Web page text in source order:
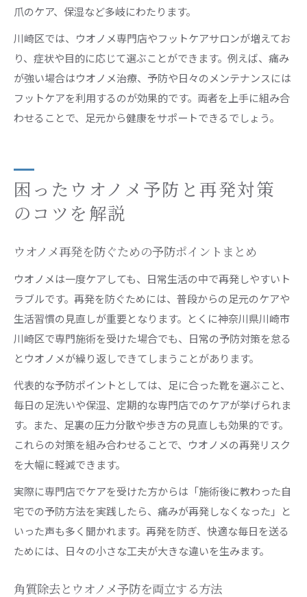
爪のケア、保湿など多岐にわたります。
川崎区では、ウオノメ専門店やフットケアサロンが増えてお
り、症状や目的に応じて選ぶことができます。例えば、痛み
が強い場合はウオノメ治療、予防や日々のメンテナンスには
フットケアを利用するのが効果的です。両者を上手に組み合
わせることで、足元から健康をサポートできるでしょう。
困ったウオノメ予防と再発対策
のコツを解説
ウオノメ再発を防ぐための予防ポイントまとめ
ウオノメは一度ケアしても、日常生活の中で再発しやすいト
ラブルです。再発を防ぐためには、普段からの足元のケアや
生活習慣の見直しが重要となります。とくに神奈川県川崎市
川崎区で専門施術を受けた場合でも、日常の予防対策を怠る
とウオノメが繰り返しできてしまうことがあります。
代表的な予防ポイントとしては、足に合った靴を選ぶこと、
毎日の足洗いや保湿、定期的な専門店でのケアが挙げられま
す。また、足裏の圧力分散や歩き方の見直しも効果的です。
これらの対策を組み合わせることで、ウオノメの再発リスク
を大幅に軽減できます。
実際に専門店でケアを受けた方からは「施術後に教わった自
宅での予防方法を実践したら、痛みが再発しなくなった」と
いった声も多く聞かれます。再発を防ぎ、快適な毎日を送る
ためには、日々の小さな工夫が大きな違いを生みます。
角質除去とウオノメ予防を両立する方法